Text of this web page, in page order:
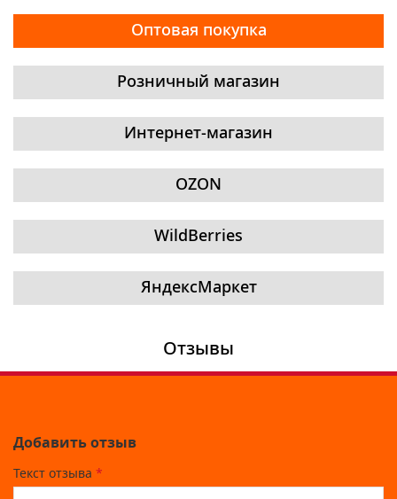
Оптовая покупка
Розничный магазин
Интернет-магазин
OZON
WildBerries
ЯндексМаркет
Отзывы
Добавить отзыв
Текст отзыва *